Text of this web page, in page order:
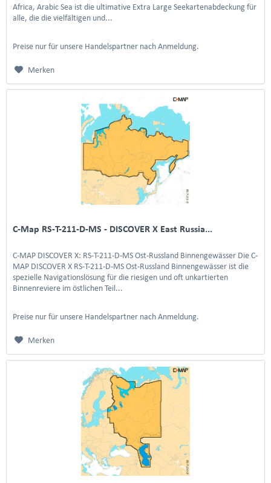
Africa, Arabic Sea ist die ultimative Extra Large Seekartenabdeckung für
alle, die die vielfältigen und...
Preise nur für unsere Handelspartner nach Anmeldung.
Merken
C-Map RS-T-211-D-MS - DISCOVER X East Russia...
C-MAP DISCOVER X: RS-T-211-D-MS Ost-Russland Binnengewässer Die C-
MAP DISCOVER X RS-T-211-D-MS Ost-Russland Binnengewässer ist die
spezielle Navigationslösung für die riesigen und oft unkartierten
Binnenreviere im östlichen Teil...
Preise nur für unsere Handelspartner nach Anmeldung.
Merken